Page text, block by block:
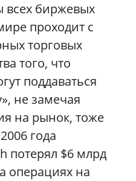
всех биржевых
проходит с
торговых
того, что
поддаваться
не замечая
на рынок, тоже
года
потерял $6 млрд
операциях на